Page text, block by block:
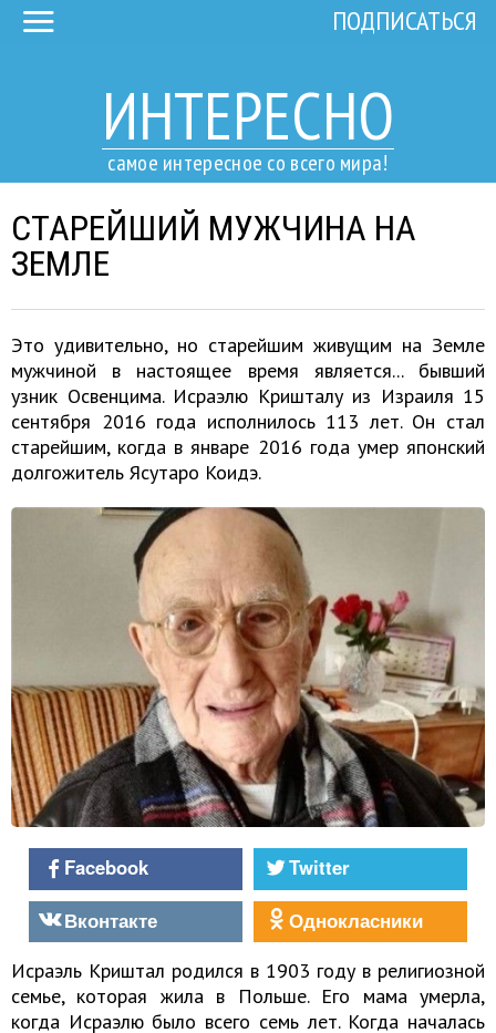
ИНТЕРЕСНО
самое интересное со всего мира!
ПОДПИСАТЬСЯ
СТАРЕЙШИЙ МУЖЧИНА НА
ЗЕМЛЕ
Это удивительно, но старейшим живущим на Земле
мужчиной в настоящее время является... бывший
узник Освенцима. Исраэлю Кришталу из Израиля 15
сентября 2016 года исполнилось 113 лет. Он стал
старейшим, когда в январе 2016 года умер японский
долгожитель Ясутаро Коидэ.
Facebook
Twitter
Вконтакте
Однокласники
Исраэль Криштал родился в 1903 году в религиозной
семье, которая жила в Польше. Его мама умерла,
когда Исраэлю было всего семь лет. Когда началась